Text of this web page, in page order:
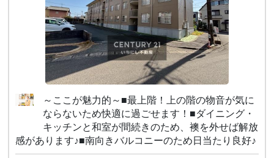
～ここが魅力的～■最上階！上の階の物音が気に
ならないため快適に過ごせます！■ダイニング・
キッチンと和室が間続きのため、襖を外せば解放
感があります♪■南向きバルコニーのため日当たり良好♪